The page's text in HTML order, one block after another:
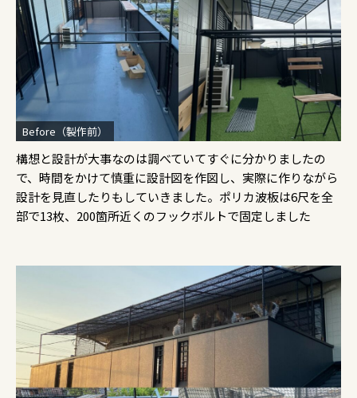
Before（製作前）
構想と設計が大事なのは調べていてすぐに分かりましたの
で、時間をかけて慎重に設計図を作図し、実際に作りながら
設計を見直したりもしていきました。ポリカ波板は6尺を全
部で13枚、200箇所近くのフックボルトで固定しました